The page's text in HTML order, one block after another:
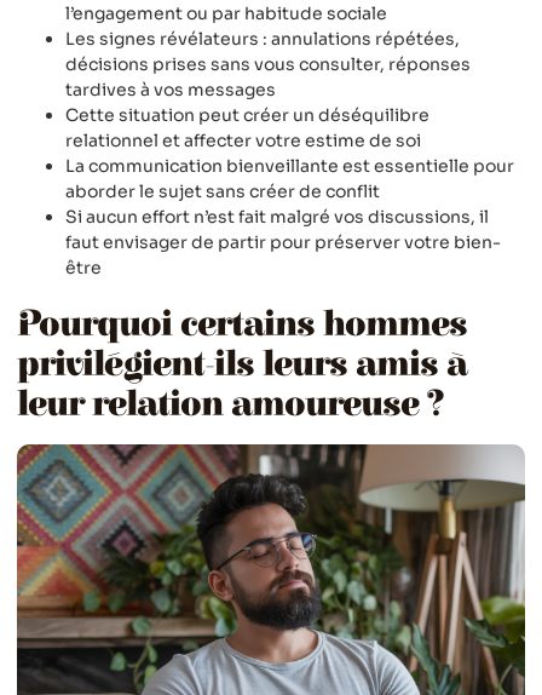
l’engagement ou par habitude sociale
Les signes révélateurs : annulations répétées,
décisions prises sans vous consulter, réponses
tardives à vos messages
Cette situation peut créer un déséquilibre
relationnel et affecter votre estime de soi
La communication bienveillante est essentielle pour
aborder le sujet sans créer de conflit
Si aucun effort n’est fait malgré vos discussions, il
faut envisager de partir pour préserver votre bien-
être
Pourquoi certains hommes
privilégient-ils leurs amis à
leur relation amoureuse ?